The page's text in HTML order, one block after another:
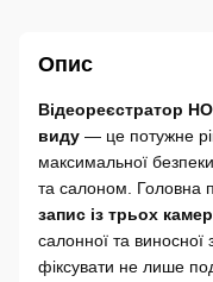
Опис
Відеореєстратор
виду — це потужне
максимальної
та салоном. Головна
запис із трьох камер
салонної та виносної
фіксувати не лише